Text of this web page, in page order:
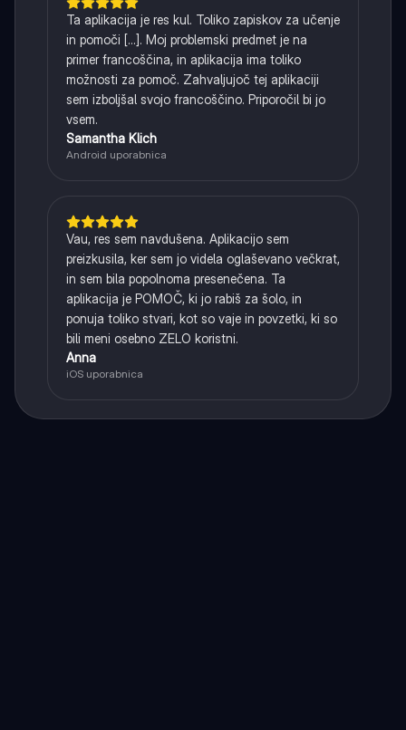
Ta aplikacija je res kul. Toliko zapiskov za učenje
in pomoči [...]. Moj problemski predmet je na
primer francoščina, in aplikacija ima toliko
možnosti za pomoč. Zahvaljujoč tej aplikaciji
sem izboljšal svojo francoščino. Priporočil bi jo
vsem.
Samantha Klich
Android uporabnica
Vau, res sem navdušena. Aplikacijo sem
preizkusila, ker sem jo videla oglaševano večkrat,
in sem bila popolnoma presenečena. Ta
aplikacija je POMOČ, ki jo rabiš za šolo, in
ponuja toliko stvari, kot so vaje in povzetki, ki so
bili meni osebno ZELO koristni.
Anna
iOS uporabnica